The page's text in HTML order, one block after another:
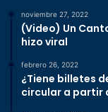
noviembre 27, 2022
(Video) Un
hizo viral
febrero 26, 2022
¿Tiene billetes
circular a partir